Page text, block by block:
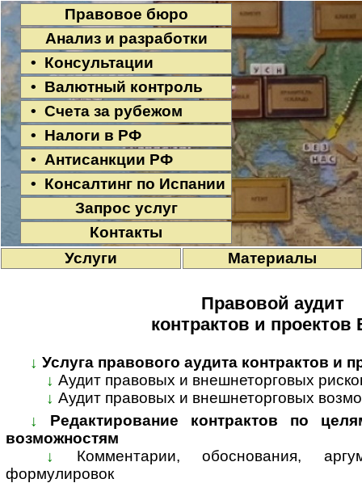
Правовое бюро
Анализ и разработки
• Консультации
• Валютный контроль
• Счета за рубежом
• Налоги в РФ
• Антисанкции РФ
• Консалтинг по Испании
Запрос услуг
Контакты
Услуги
Материалы
Правовой аудит
контрактов и
↓ Услуга правового аудита контрактов и
↓ Аудит правовых и внешнеторговых
↓ Аудит правовых и внешнеторговых
↓
Редактирование контрактов по
возможностям
↓
Комментарии, обоснования,
формулировок